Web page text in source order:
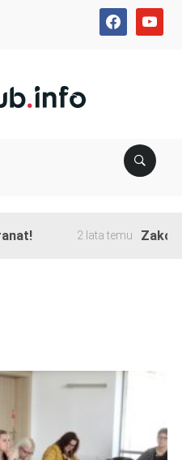
facebookyoutube
2 lata temu